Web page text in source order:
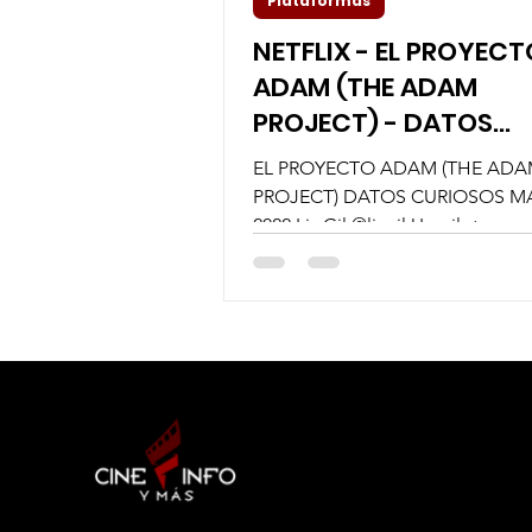
NETFLIX - EL
ADAM (THE ADAM
PROJECT) - DATOS
CURIOSOS por LIZ GIL
EL PROYECTO ADAM (THE
PROJECT) DATOS CURIOSOS
2022 Liz Gil @lizgil Un piloto que
el tiempo hace equipo con su